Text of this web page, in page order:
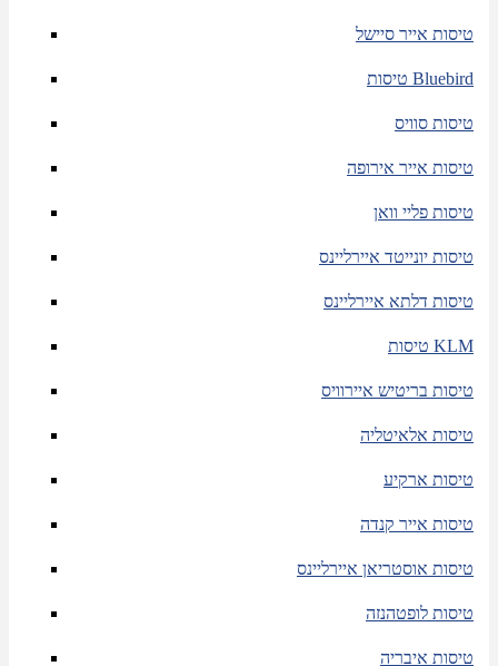
טיסות אייר סיישל
טיסות Bluebird
טיסות סוויס
טיסות אייר אירופה
טיסות פליי וואן
טיסות יונייטד איירליינס
טיסות דלתא איירליינס
טיסות KLM
טיסות בריטיש איירוויס
טיסות אלאיטליה
טיסות ארקיע
טיסות אייר קנדה
טיסות אוסטריאן איירליינס
טיסות לופטהנזה
טיסות איבריה